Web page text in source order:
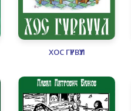
ХОС ГҮРВҮҮЛ